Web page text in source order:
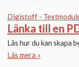
Digistoff -
Länka till en
Läs hur du kan skapa
Läs mera »